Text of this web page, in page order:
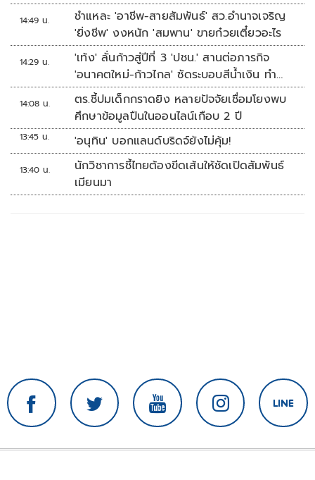
14:49 น.
ชำแหละ 'อาชีพ-สายสัมพันธ์' สว.อำนาจเจริญ
'ยิ่งชีพ' งงหนัก 'สมพาน' ขายก๋วยเตี๋ยวอะไร
14:29 น.
'เท้ง' ลั่นก้าวสู่ปีที่ 3 'ปชน.' สานต่อภารกิจ
'อนาคตใหม่-ก้าวไกล' ซัดระบอบสีน้ำเงิน ทำ
หลักนิติรัฐ-นิติธรรมสั่นคลอน
14:08 น.
ตร.ชี้ปมเด็กกราดยิง หลายปัจจัยเชื่อมโยงพบ
ศึกษาข้อมูลปืนในออนไลน์เกือบ 2 ปี
13:45 น. 'อนุทิน' บอกแลนด์บริดจ์ยังไม่คุ้ม!
13:40 น.
นักวิชาการชี้ไทยต้องขีดเส้นให้ชัดเปิดสัมพันธ์
เมียนมา